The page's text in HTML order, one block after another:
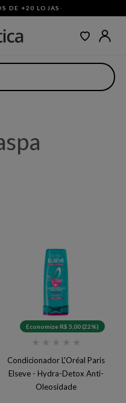
DE +20 LOJAS ·
Economize R$ 5,00 (22%)
★ ★ ★ ★ ★
Condicionador L'Oréal Paris
Elseve - Hydra-Detox Anti-
Oleosidade